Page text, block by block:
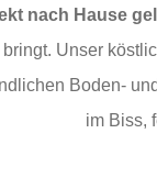
nach Hause
Unser
Boden-
im Biss,